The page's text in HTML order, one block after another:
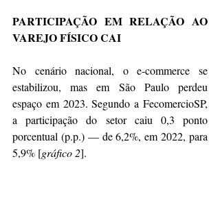
PARTICIPAÇÃO EM RELAÇÃO AO
VAREJO FÍSICO CAI
No cenário nacional, o e-commerce se
estabilizou, mas em São Paulo perdeu
espaço em 2023. Segundo a FecomercioSP,
a participação do setor caiu 0,3 ponto
porcentual (p.p.) — de 6,2%, em 2022, para
5,9% [gráfico 2].